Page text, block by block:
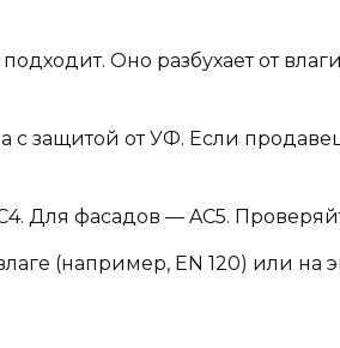
Оно разбухает от
защитой от УФ. Если
Для фасадов — AC5.
(например, EN 120) или на